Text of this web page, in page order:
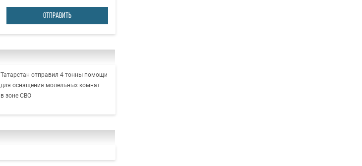
ОТПРАВИТЬ
Татарстан отправил 4 тонны помощи
для оснащения молельных комнат
в зоне СВО